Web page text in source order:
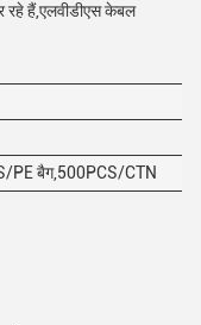
रहे हैं,एलवीडीएस केबल
PE बैग,500PCS/CTN